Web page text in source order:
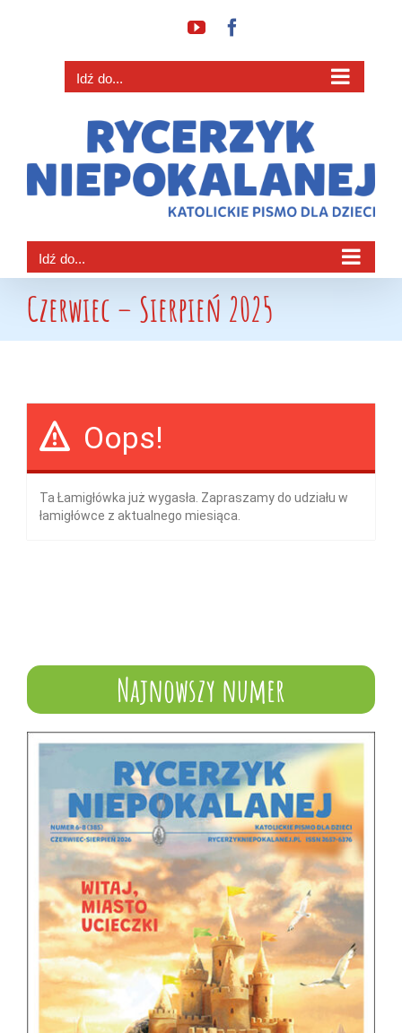
YouTube
Idź do...
Idź do...
Czerwiec – Sierpień 2025
Oops!
Ta Łamigłówka już wygasła. Zapraszamy do udziału w
łamigłówce z aktualnego miesiąca.
Najnowszy numer